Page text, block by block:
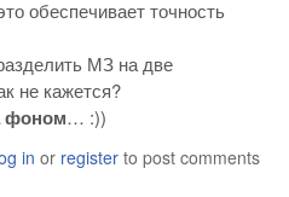
обеспечивает точность
МЗ на две
не кажется?
фоном… :))
in or register to post comments